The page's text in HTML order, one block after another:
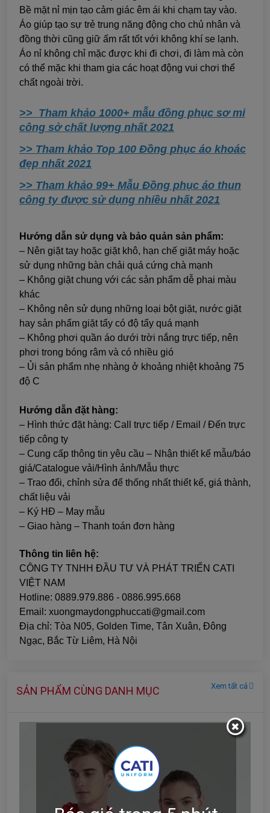
Bề mặt nỉ mịn tạo cảm giác êm ái khi chạm tay vào.
Áo giúp tạo sự trẻ trung năng động cho chủ nhân và
đồng thời cũng giữ ấm rất tốt với không khí se lạnh.
Áo nỉ không chỉ mặc được khi đi chơi, đi làm mà còn
có thể mặc khi tham gia các hoạt động vui chơi thể
chất ngoài trời.
>> Tham khảo 1000+ mẫu đồng phục sơ mi
công sở chất lượng nhất 2021
>> Tham khảo Top 100 Đồng phục áo khoác
đẹp nhất 2021
>> Tham khảo 99+ Mẫu Đồng phục áo thun
công ty được sử dụng nhiều nhất 2021
Hướng dẫn sử dụng và bảo quản sản phẩm:
– Nên giặt tay hoặc giặt khô, hạn chế giặt máy hoặc
sử dụng những bàn chải quá cứng chà mạnh
– Không giặt chung với các sản phẩm dễ phai màu
khác
– Không nên sử dụng những loại bột giặt, nước giặt
hay sản phẩm giặt tẩy có độ tẩy quá mạnh
– Không phơi quần áo dưới trời nắng trực tiếp, nên
phơi trong bóng râm và có nhiều gió
– Ủi sản phẩm nhẹ nhàng ở khoảng nhiệt khoảng 75
độ C
Hướng dẫn đặt hàng:
– Hình thức đặt hàng: Call trực tiếp / Email / Đến trực
tiếp công ty
– Cung cấp thông tin yêu cầu – Nhận thiết kế mẫu/báo
giá/Catalogue vải/Hình ảnh/Mẫu thực
– Trao đổi, chỉnh sửa để thống nhất thiết kế, giá thành,
chất liệu vải
– Ký HĐ – May mẫu
– Giao hàng – Thanh toán đơn hàng
Thông tin liên hệ:
CÔNG TY TNHH ĐẦU TƯ VÀ PHÁT TRIỂN CATI
VIỆT NAM
Hotline: 0889.979.886 - 0886.995.668
Email: xuongmaydongphuccati@gmail.com
Địa chỉ: Tòa N05, Golden Time, Tân Xuân, Đông
Ngạc, Bắc Từ Liêm, Hà Nội
SẢN PHẨM CÙNG DANH MỤC Xem tất cả